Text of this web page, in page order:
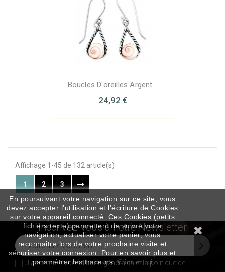
Boucles D'oreilles Argent...
24,92 €
Affichage 1-45 de 132 article(s)
1 2 3
Inscrivez-vous à notre Newsletter
J'accepte les conditions générales et lapolitique de
En poursuivant votre navigation sur ce site, vous
devez accepter l’utilisation et l'écriture de Cookies
sur votre appareil connecté. Ces Cookies (petits
fichiers texte) permettent de suivre votre
navigation, actualiser votre panier, vous
reconnaitre lors de votre prochaine visite et
sécuriser votre connexion. Pour en savoir plus et
paramétrer les traceurs:Cliquez ici